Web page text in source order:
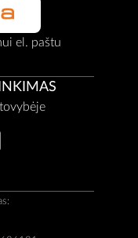
el. paštu